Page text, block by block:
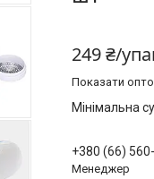
249 ₴/
Показати
Мінімальна
+380 (66)
Менеджер